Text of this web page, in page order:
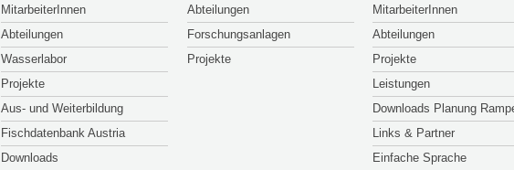
MitarbeiterInnen
Abteilungen
Wasserlabor
Projekte
Aus- und Weiterbildung
Fischdatenbank Austria
Downloads
Abteilungen
Forschungsanlagen
Projekte
MitarbeiterInnen
Abteilungen
Projekte
Leistungen
Downloads Planung
Links & Partner
Einfache Sprache